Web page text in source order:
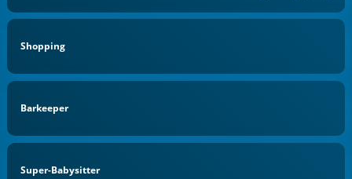
Shopping
Barkeeper
Super-Babysitter